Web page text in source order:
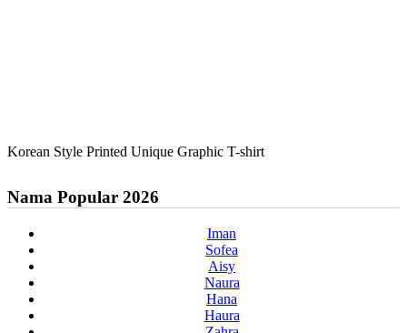
Korean Style Printed Unique Graphic T-shirt
Nama Popular 2026
Iman
Sofea
Aisy
Naura
Hana
Haura